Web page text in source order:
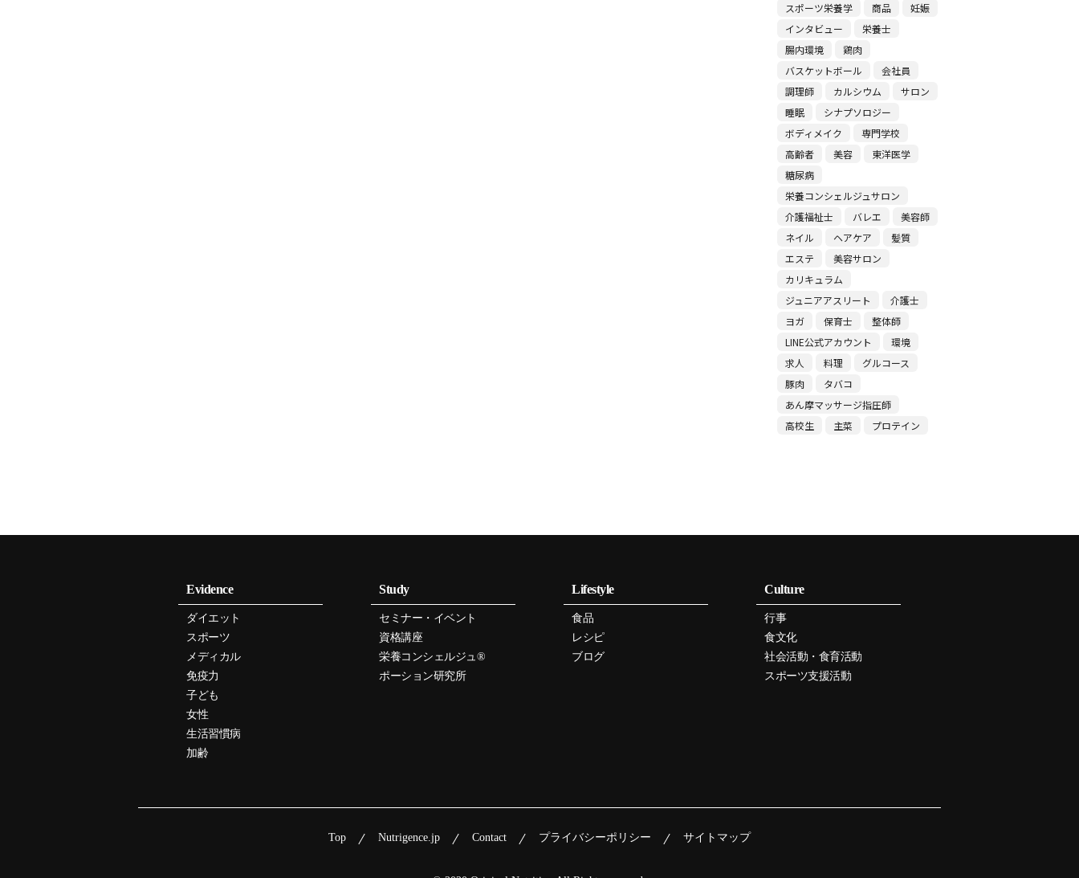
スポーツ栄養学
商品
妊娠
インタビュー
栄養士
腸内環境
鶏肉
バスケットボール
会社員
調理師
カルシウム
サロン
睡眠
シナプソロジー
ボディメイク
専門学校
高齢者
美容
東洋医学
糖尿病
栄養コンシェルジュサロン
介護福祉士
バレエ
美容師
ネイル
ヘアケア
髪質
エステ
美容サロン
カリキュラム
ジュニアアスリート
介護士
ヨガ
保育士
整体師
LINE公式アカウント
環境
求人
料理
グルコース
豚肉
タバコ
あん摩マッサージ指圧師
高校生
主菜 プロテイン
Evidence
ダイエット
スポーツ
メディカル
免疫力
子ども
女性
生活習慣病
加齢
Study
セミナー・イベント
資格講座
栄養コンシェルジュ®
ポーション研究所
Lifestyle
食品
レシピ
ブログ
Culture
行事
食文化
社会活動・食育活動
スポーツ支援活動
Top Nutrigence.jp Contact プライバシーポリシー サイトマップ